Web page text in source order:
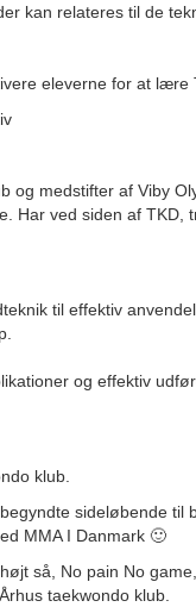
relateres til de
eleverne for at lære
og medstifter af Viby
Har ved siden af TKD,
til effektiv
og effektiv
klub.
sideløbende til
MMA I Danmark 🙂
så, No pain No
taekwondo klub.